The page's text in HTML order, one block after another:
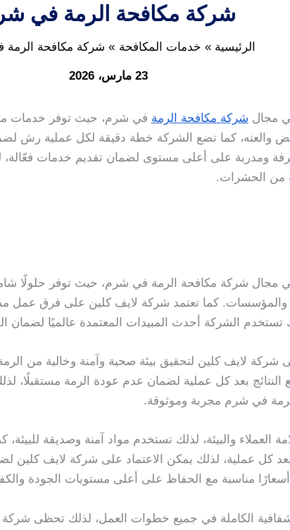
شركة مكافحة الرمة في
الرئيسية خدمات المكافحة شركة مكافحة
23 مارس، 2026
مجال شركة مكافحة الرمة في شرم، حيث توفر خدمات
والعته، كما تضع الشركة خطة دقيقة لكل عملية رش
ومدربة على أعلى مستوى لضمان تقديم خدمات فعّالة،
من الحشرات.
مجال شركة مكافحة الرمة في شرم، حيث توفر حلولًا
والمؤسسات. كما تعتمد شركة لايف كلين على فرق عمل
تستخدم الشركة أحدث المبيدات المعتمدة عالميًا لضمان
شركة لايف كلين لتحقيق بيئة صحية وآمنة وخالية من
النتائج بعد كل عملية لضمان عدم عودة الرمة مستقبلًا،
في شرم مجربة وموثوقة.
العملاء والبيئة، لذلك تستخدم مواد آمنة وصديقة
كل عملية، لذلك يمكن الاعتماد على شركة لايف كلين
مناسبة مع الحفاظ على أعلى مستويات الجودة
الكاملة في جميع خطوات العمل، لذلك تحظى